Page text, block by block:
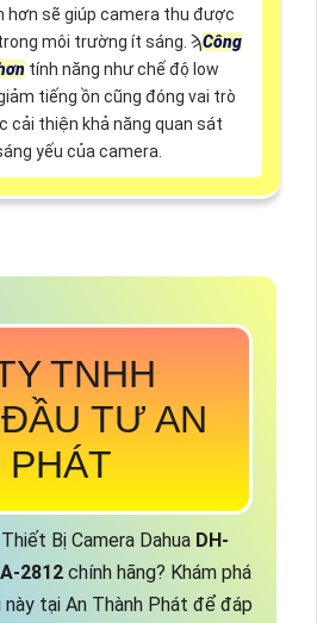
hơn sẽ giúp camera thu được
môi trường ít sáng. ϡCông
tính năng như chế độ low
tiếng ồn cũng đóng vai trò
cải thiện khả năng quan sát
yếu của camera.
TNHH
TƯ AN
Bị Camera Dahua DH-
2812 chính hãng? Khám phá
tại An Thành Phát để đáp